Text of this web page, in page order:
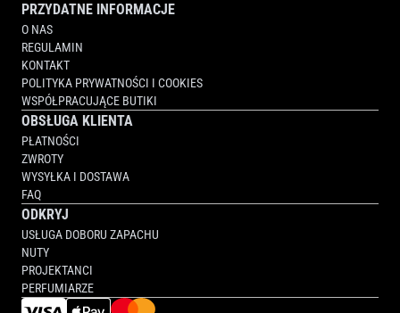
PRZYDATNE INFORMACJE
O NAS
REGULAMIN
KONTAKT
POLITYKA PRYWATNOŚCI I COOKIES
WSPÓŁPRACUJĄCE BUTIKI
OBSŁUGA KLIENTA
PŁATNOŚCI
ZWROTY
WYSYŁKA I DOSTAWA
FAQ
ODKRYJ
USŁUGA DOBORU ZAPACHU
NUTY
PROJEKTANCI
PERFUMIARZE